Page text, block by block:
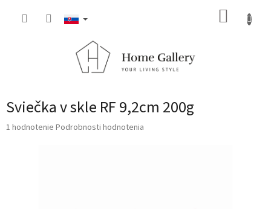
Sviečka v skle RF 9,2cm 200g
Priemerné
1 hodnotenie Podrobnosti hodnotenia